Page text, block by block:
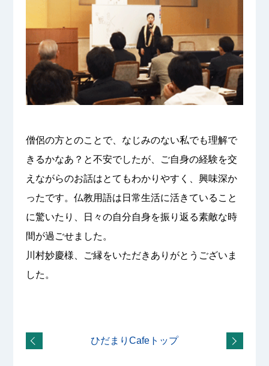
僧侶の方とのことで、なじみのない私でも理解で
きるかなあ？と不安でしたが、ご自身の経験を交
えながらのお話はとてもわかりやすく、興味深か
ったです。仏教用語は日常生活に活きていること
に驚いたり、日々の自分自身を振り返る素敵な時
間が過ごせました。
川村妙慶様、ご縁をいただきありがとうございま
した。
ひだまりCafeトップ